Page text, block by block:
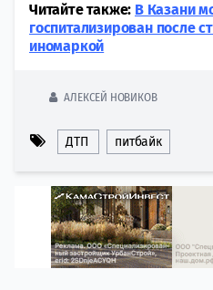
Читайте также: В Казани
госпитализирован после
иномаркой
АЛЕКСЕЙ НОВИКОВ
ДТП питбайк